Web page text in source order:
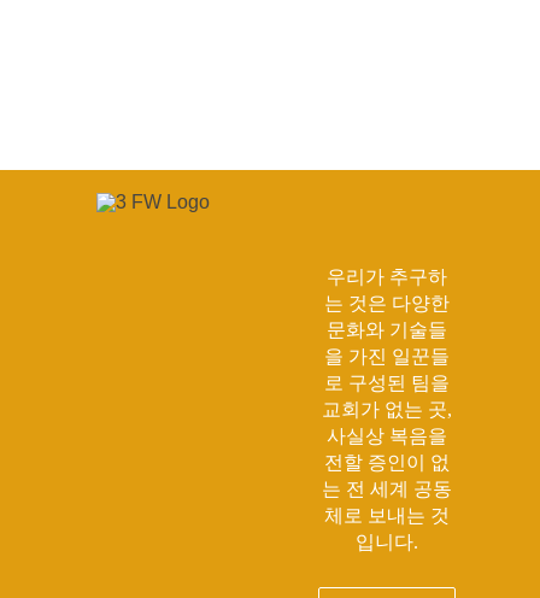
우리가 추구하
는 것은 다양한
문화와 기술들
을 가진 일꾼들
로 구성된 팀을
교회가 없는 곳,
사실상 복음을
전할 증인이 없
는 전 세계 공동
체로 보내는 것
입니다.